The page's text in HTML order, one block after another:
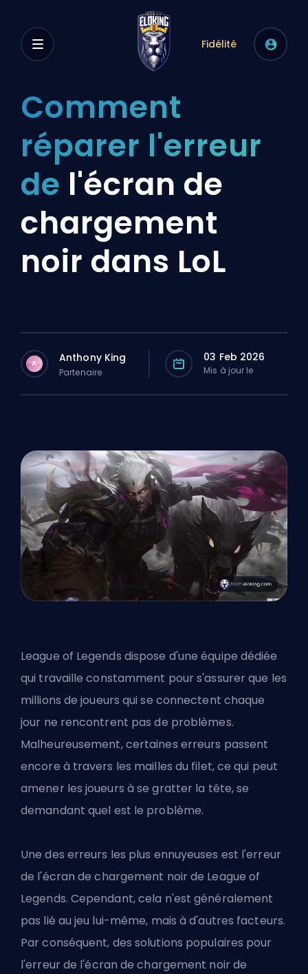
Fidélité
Comment
réparer l'erreur
de l'écran de
chargement
noir dans LoL
A Anthony King
Partenaire
03 Feb 2026
Mis à jour le
League of Legends dispose d'une équipe dédiée
qui travaille constamment pour s'assurer que les
millions de joueurs qui se connectent chaque
jour ne rencontrent pas de problèmes.
Malheureusement, certaines erreurs passent
encore à travers les mailles du filet, ce qui peut
amener les joueurs à se gratter la tête, se
demandant quel est le problème.
Une des erreurs les plus ennuyeuses est l'erreur
de l'écran de chargement noir de League of
Legends. Cependant, cela n'est généralement
pas lié au jeu lui-même, mais à d'autres facteurs.
Par conséquent, des solutions populaires pour
l'erreur de l'écran de chargement noir de